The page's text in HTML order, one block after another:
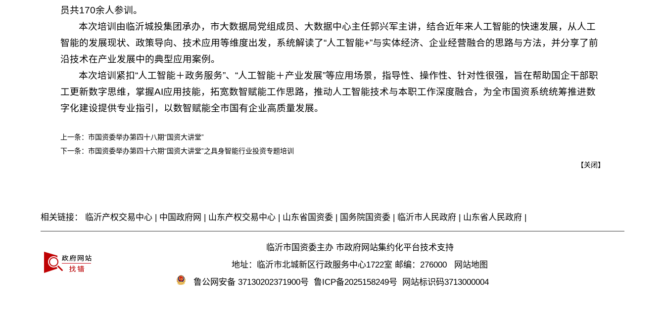
员共170余人参训。
本次培训由临沂城投集团承办，市大数据局党组成员、大数据中心主任郭兴军主讲，结合近年来人工智能的快速发展，从人工
智能的发展现状、政策导向、技术应用等维度出发，系统解读了“人工智能+”与实体经济、企业经营融合的思路与方法，并分享了前
沿技术在产业发展中的典型应用案例。
本次培训紧扣“人工智能＋政务服务”、“人工智能＋产业发展”等应用场景，指导性、操作性、针对性很强，旨在帮助国企干部职
工更新数字思维，掌握AI应用技能，拓宽数智赋能工作思路，推动人工智能技术与本职工作深度融合，为全市国资系统统筹推进数
字化建设提供专业指引，以数智赋能全市国有企业高质量发展。
上一条： 市国资委举办第四十八期“国资大讲堂”
下一条： 市国资委举办第四十六期“国资大讲堂”之具身智能行业投资专题培训
【关闭】
相关链接： 临沂产权交易中心 | 中国政府网 | 山东产权交易中心 | 山东省国资委 | 国务院国资委 | 临沂市人民政府 | 山东省人民政府 |
临沂市国资委主办 市政府网站集约化平台技术支持
地址：临沂市北城新区行政服务中心1722室 邮编：276000
网站地图
鲁公网安备 37130202371900号 鲁ICP备2025158249号 网站标识码3713000004